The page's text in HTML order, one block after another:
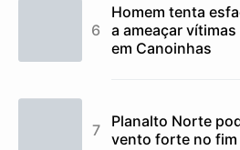
Homem tenta
a ameaçar
em Canoinhas
Planalto Norte
vento forte no fim